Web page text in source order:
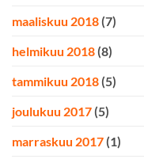
maaliskuu 2018 (7)
helmikuu 2018 (8)
tammikuu 2018 (5)
joulukuu 2017 (5)
marraskuu 2017 (1)